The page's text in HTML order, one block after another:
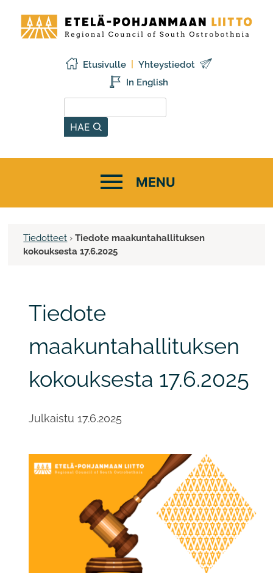
sisältöön
Pohjanmaan
liitto
Etusivulle Yhteystiedot
HAE
In English
Tiedotteet ›Tiedote maakuntahallituksen
kokouksesta 17.6.2025
Tiedote
maakuntahallituksen
kokouksesta 17.6.2025
Julkaistu 17.6.2025